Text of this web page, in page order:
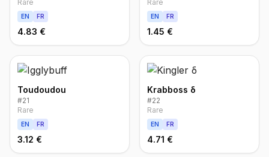
Rare
EN FR
4.83 €
Rare
EN FR
1.45 €
Toudoudou
#21
Rare
EN FR
3.12 €
Krabboss δ
#22
Rare
EN FR
4.71 €